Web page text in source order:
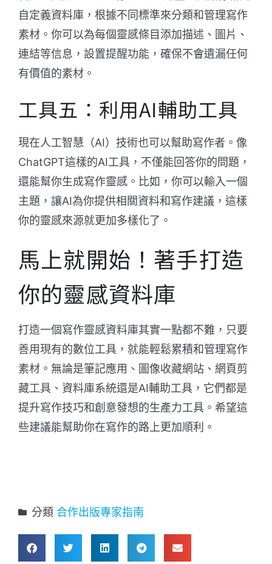
自定義資料庫，根據不同標準來分類和管理寫作
素材。你可以為每個靈感條目添加描述、圖片、
連結等信息，設置提醒功能，確保不會遺漏任何
有價值的素材。
工具五：利用AI輔助工具
現在人工智慧（AI）技術也可以幫助寫作者。像
ChatGPT這樣的AI工具，不僅能回答你的問題，
還能幫你生成寫作靈感。比如，你可以輸入一個
主題，讓AI為你提供相關資料和寫作建議，這樣
你的靈感來源就更加多樣化了。
馬上就開始！著手打造
你的靈感資料庫
打造一個寫作靈感資料庫其實一點都不難，只要
善用現有的數位工具，就能輕鬆累積和管理寫作
素材。無論是筆記應用、圖像收藏網站、網頁剪
藏工具、資料庫系統還是AI輔助工具，它們都是
提升寫作技巧和創意發想的生產力工具。希望這
些建議能幫助你在寫作的路上更加順利。
分類 合作出版專家指南